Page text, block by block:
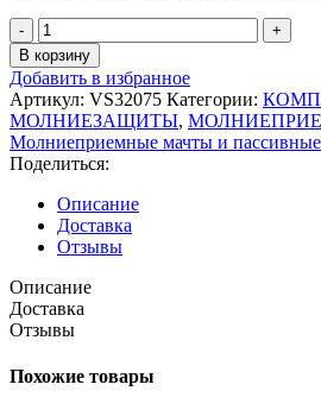
Количество
товара
VS32075
Мачта
молниеприемная
серии
МСАА
10м
В корзину
Добавить в избранное
Артикул: VS32075 Категории:
МОЛНИЕЗАЩИТЫ,
Молниеприемные мачты и
Поделиться:
Описание
Доставка
Отзывы
Описание
Доставка
Отзывы
Похожие товары